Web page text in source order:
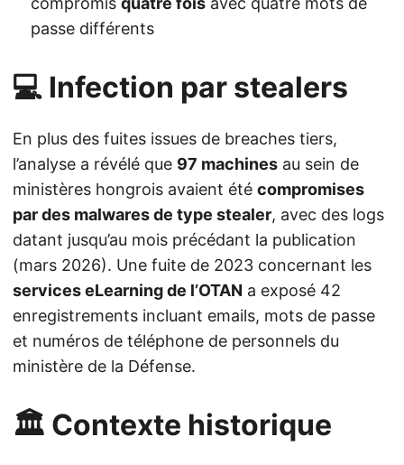
passe différents
💻 Infection par stealers
En plus des fuites issues de breaches tiers,
l’analyse a révélé que 97 machines au sein de
ministères hongrois avaient été compromises
par des malwares de type stealer, avec des logs
datant jusqu’au mois précédant la publication
(mars 2026). Une fuite de 2023 concernant les
services eLearning de l’OTAN a exposé 42
enregistrements incluant emails, mots de passe
et numéros de téléphone de personnels du
ministère de la Défense.
🏛️ Contexte historique